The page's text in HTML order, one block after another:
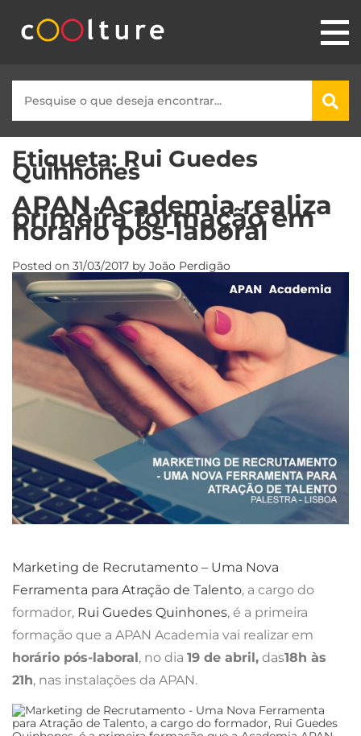
Etiqueta: Rui Guedes
Quinhones
APAN Academia realiza
primeira formação em
horário pós-laboral
Posted on 31/03/2017 by João Perdigão
Marketing de Recrutamento – Uma Nova
Ferramenta para Atração de Talento, a cargo do
formador, Rui Guedes Quinhones, é a primeira
formação que a APAN Academia vai realizar em
horário pós-laboral , no dia 19 de abril, das18h às
21h, nas instalações da APAN.